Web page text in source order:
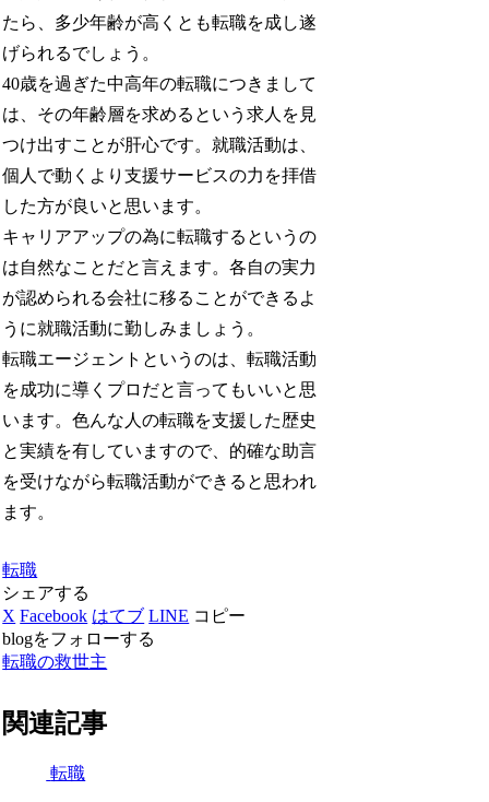
たら、多少年齢が高くとも転職を成し遂
げられるでしょう。
40歳を過ぎた中高年の転職につきまして
は、その年齢層を求めるという求人を見
つけ出すことが肝心です。就職活動は、
個人で動くより支援サービスの力を拝借
した方が良いと思います。
キャリアアップの為に転職するというの
は自然なことだと言えます。各自の実力
が認められる会社に移ることができるよ
うに就職活動に勤しみましょう。
転職エージェントというのは、転職活動
を成功に導くプロだと言ってもいいと思
います。色んな人の転職を支援した歴史
と実績を有していますので、的確な助言
を受けながら転職活動ができると思われ
ます。
転職
シェアする
X Facebook はてブ LINE コピー
blogをフォローする
転職の救世主
関連記事
転職